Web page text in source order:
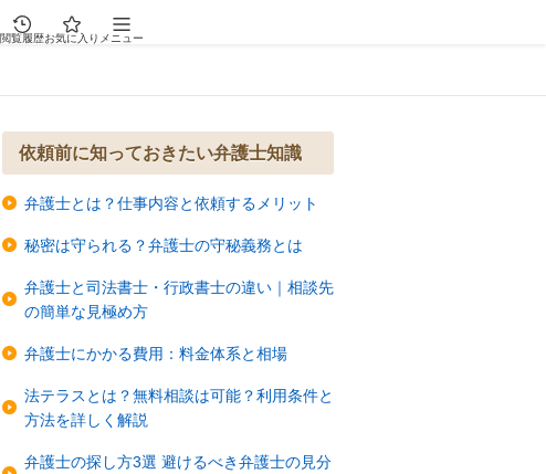
閲覧履歴お気に入り メニュー
依頼前に知っておきたい弁護士知識
弁護士とは？仕事内容と依頼するメリット
秘密は守られる？弁護士の守秘義務とは
弁護士と司法書士・行政書士の違い｜相談先
の簡単な見極め方
弁護士にかかる費用：料金体系と相場
法テラスとは？無料相談は可能？利用条件と
方法を詳しく解説
弁護士の探し方3選 避けるべき弁護士の見分